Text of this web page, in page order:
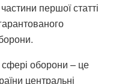
першої статті
оборони – це
центральні